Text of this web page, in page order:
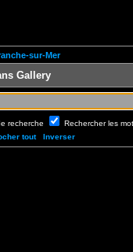
sur-Mer
Gallery
recherche
Rechercher les
tout Inverser